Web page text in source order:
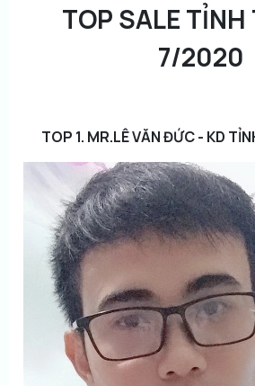
TOP SALE
7/2020
TOP 1. MR.LÊ VĂN ĐỨC - KD